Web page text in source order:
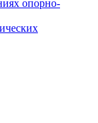
опорно-